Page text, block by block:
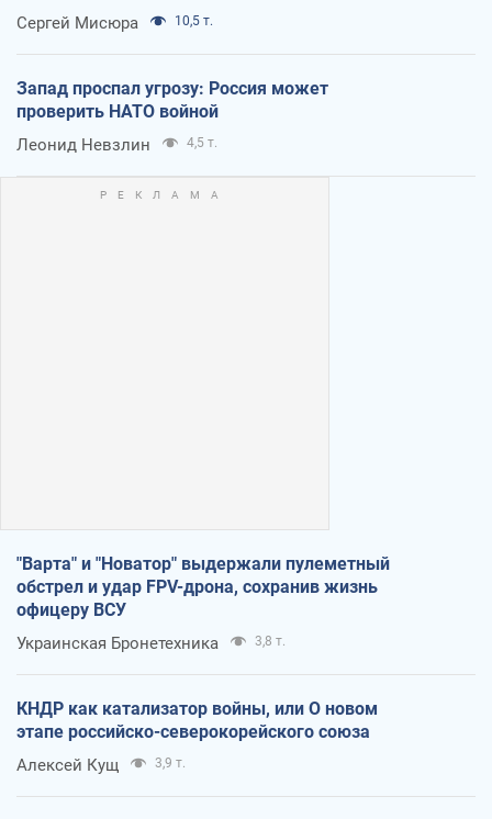
Сергей Мисюра 10,5 т.
Запад проспал угрозу: Россия может
проверить НАТО войной
Леонид Невзлин 4,5 т.
"Варта" и "Новатор" выдержали пулеметный
обстрел и удар FPV-дрона, сохранив жизнь
офицеру ВСУ
Украинская Бронетехника 3,8 т.
КНДР как катализатор войны, или О новом
этапе российско-северокорейского союза
Алексей Кущ 3,9 т.